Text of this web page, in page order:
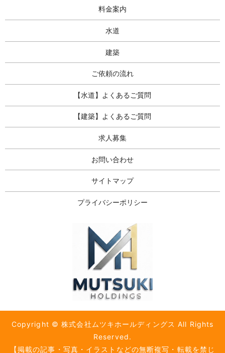
料金案内
水道
建築
ご依頼の流れ
【水道】よくあるご質問
【建築】よくあるご質問
求人募集
お問い合わせ
サイトマップ
プライバシーポリシー
Copyright © 株式会社ムツキホールディングス All Rights
Reserved.
【掲載の記事・写真・イラストなどの無断複写・転載を禁じ